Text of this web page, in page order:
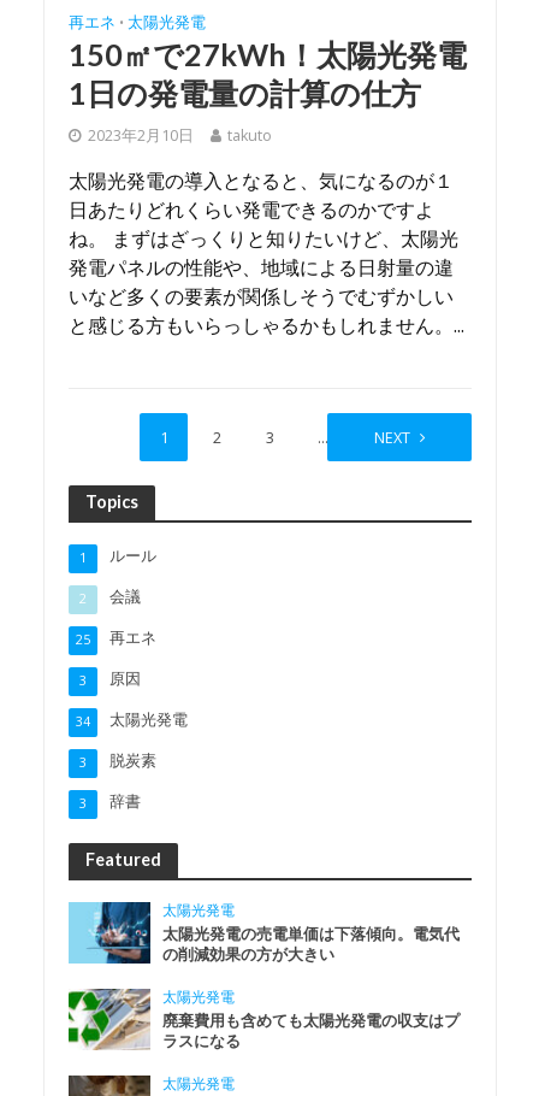
再エネ • 太陽光発電
150㎡で27kWh！太陽光発電
1日の発電量の計算の仕方
2023年2月10日 takuto
太陽光発電の導入となると、気になるのが１
日あたりどれくらい発電できるのかですよ
ね。 まずはざっくりと知りたいけど、太陽光
発電パネルの性能や、地域による日射量の違
いなど多くの要素が関係しそうでむずかしい
と感じる方もいらっしゃるかもしれません。...
1 2 3 … 5
NEXT
Topics
ルール
1
会議
2
再エネ
25
原因
3
太陽光発電
34
脱炭素
3
辞書
3
Featured
太陽光発電
太陽光発電の売電単価は下落傾向。電気代
の削減効果の方が大きい
太陽光発電
廃棄費用も含めても太陽光発電の収支はプ
ラスになる
太陽光発電